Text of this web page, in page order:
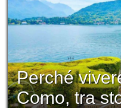
Perché
Como, tra